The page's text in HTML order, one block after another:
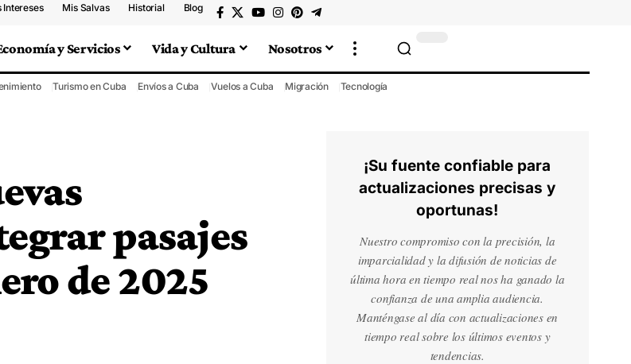
Intereses Mis Salvas Historial Blog
y Servicios Vida y Cultura Nosotros
Turismo en Cuba Envíos a Cuba Vuelos a Cuba Migración Tecnología
pasajes
de 2025
¡Su fuente confiable para
actualizaciones precisas y
oportunas!
Nuestro compromiso con la precisión, la
imparcialidad y la difusión de noticias de
última hora en tiempo real nos ha ganado la
confianza de una amplia audiencia.
Manténgase al día con actualizaciones en
tiempo real sobre los últimos eventos y
tendencias.